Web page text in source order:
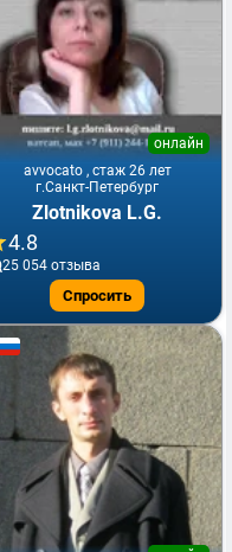
avvocato , стаж 26 лет
онлайн
г.Санкт-Петербург
Zlotnikova L.G.
4.8
25 054 отзывa
Спросить